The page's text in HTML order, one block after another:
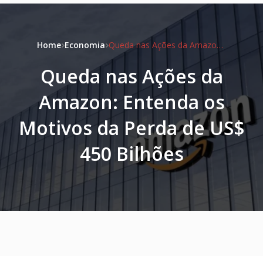
Home Economia Queda nas Ações da Amazon: Entenda os Motivos da Perda de US$ 450 Bilhões
Queda nas Ações da
Amazon: Entenda os
Motivos da Perda de US$
450 Bilhões